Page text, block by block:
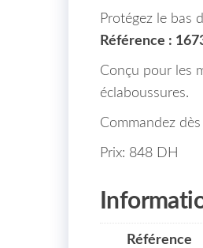
Protégez le bas
Référence :
Conçu pour les
éclaboussures.
Commandez
Prix: 848 DH
Référence